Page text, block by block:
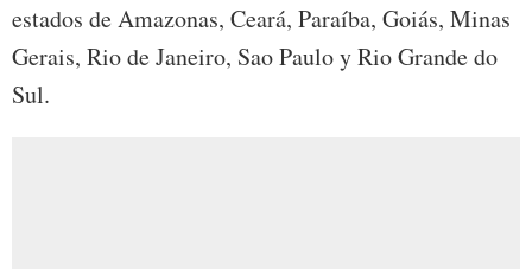
estados de Amazonas, Ceará, Paraíba, Goiás, Minas
Gerais, Rio de Janeiro, Sao Paulo y Rio Grande do
Sul.